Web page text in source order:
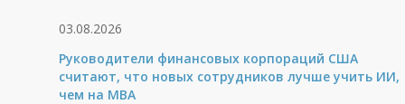
03.08.2026
Руководители финансовых корпораций США
считают, что новых сотрудников лучше учить ИИ,
чем на МВА